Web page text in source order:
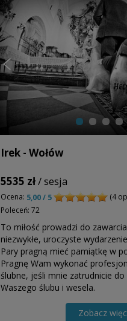
Irek - Wołów
5535 zł/ sesja
Ocena: 5,00 / 5
(4
Poleceń: 72
To miłość prowadzi do
niezwykłe, uroczyste
Pary pragną mieć pamiątkę w
Pragnę Wam wykonać
ślubne, jeśli mnie zatrudnicie
Waszego ślubu i wesela.
Zobacz